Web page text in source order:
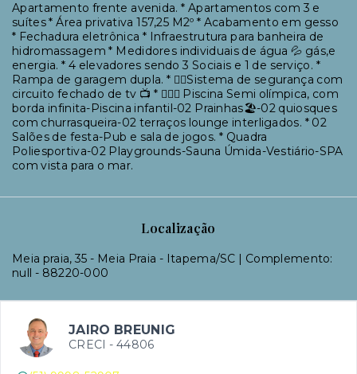
Apartamento frente avenida. * Apartamentos com 3 e
suítes * Área privativa 157,25 M2º * Acabamento em gesso
* Fechadura eletrônica * Infraestrutura para banheira de
hidromassagem * Medidores individuais de água 💦 gás,e
energia. * 4 elevadores sendo 3 Sociais e 1 de serviço. *
Rampa de garagem dupla. * 👮‍♀️Sistema de segurança com
circuito fechado de tv 📺 * 🏊🏻‍♀️ Piscina Semi olímpica, com
borda infinita-Piscina infantil-02 Prainhas🏖-02 quiosques
com churrasqueira-02 terraços lounge interligados. * 02
Salões de festa-Pub e sala de jogos. * Quadra
Poliesportiva-02 Playgrounds-Sauna Úmida-Vestiário-SPA
com vista para o mar.
Localização
Meia praia, 35 - Meia Praia - Itapema/SC | Complemento:
null
- 88220-000
JAIRO BREUNIG
CRECI - 44806